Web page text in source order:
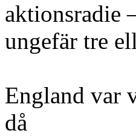
aktionsradie
ungefär tre
England var
då